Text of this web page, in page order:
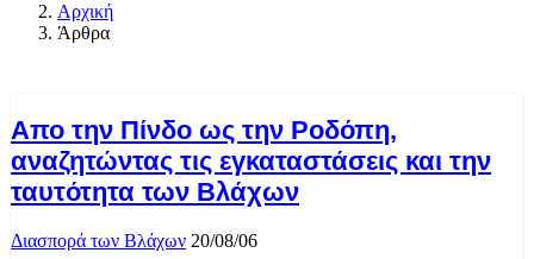
Αρχική
Άρθρα
Απο την Πίνδο ως την Ροδόπη,
αναζητώντας τις εγκαταστάσεις και την
ταυτότητα των Βλάχων
Διασπορά των Βλάχων 20/08/06